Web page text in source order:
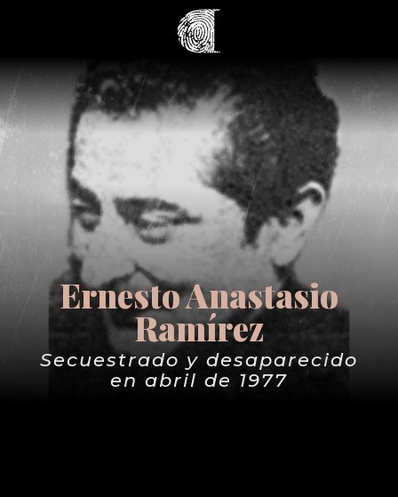
Ernesto Anastasio
Ramírez
Secuestrado y desaparecido
en abril de 1977